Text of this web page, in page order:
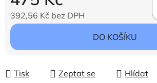
392,56 Kč bez DPH
Měrná cena:
DO KOŠÍKU
Tisk Zeptat se Hlídat